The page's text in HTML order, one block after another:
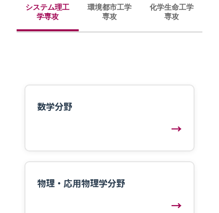
システム理工
学専攻
環境都市工学
専攻
化学生命工学
専攻
数学分野
→
物理・応用物理学分野
→